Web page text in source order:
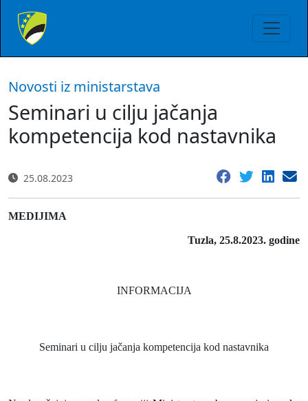
Novosti iz ministarstava
Seminari u cilju jačanja
kompetencija kod nastavnika
25.08.2023
MEDIJIMA
Tuzla, 25.8.2023. godine
INFORMACIJA
Seminari u cilju jačanja kompetencija kod nastavnika